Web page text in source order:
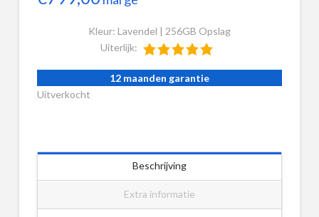
Kleur: Lavendel | 256GB Opslag
Uiterlijk:
12 maanden garantie
Uitverkocht
Beschrijving
Extra informatie